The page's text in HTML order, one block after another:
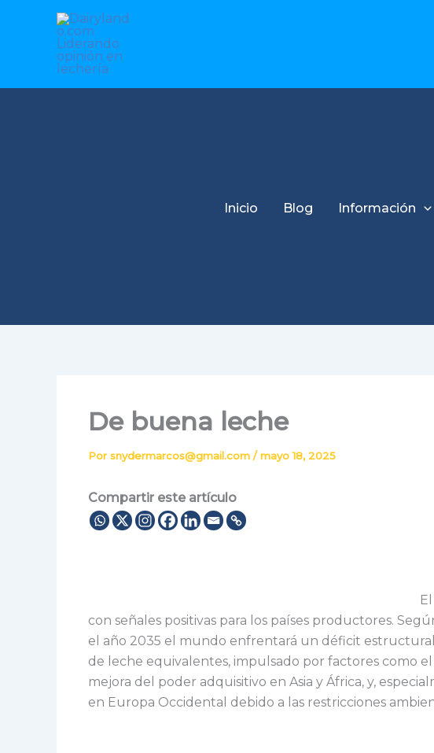
contenido
Inicio Blog Información
De buena leche
Por snydermarcos@gmail.com /mayo 18, 2025
Compartir este artículo
con señales positivas para los países productores.
el año 2035 el mundo enfrentará un déficit
de leche equivalentes, impulsado por factores como
mejora del poder adquisitivo en Asia y África, y,
en Europa Occidental debido a las restricciones